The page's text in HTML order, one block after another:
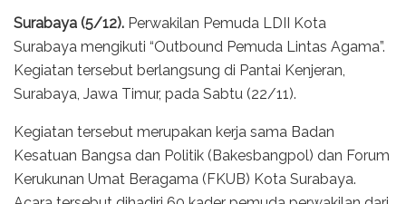
Surabaya (5/12). Perwakilan Pemuda LDII Kota
Surabaya mengikuti “Outbound Pemuda Lintas Agama”.
Kegiatan tersebut berlangsung di Pantai Kenjeran,
Surabaya, Jawa Timur, pada Sabtu (22/11).
Kegiatan tersebut merupakan kerja sama Badan
Kesatuan Bangsa dan Politik (Bakesbangpol) dan Forum
Kerukunan Umat Beragama (FKUB) Kota Surabaya.